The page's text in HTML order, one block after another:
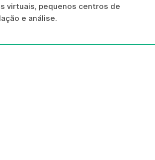
virtuais, pequenos centros de
e análise.